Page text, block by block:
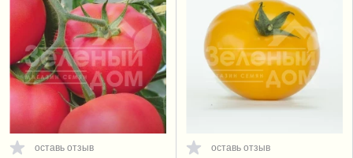
оставь отзыв оставь отзыв